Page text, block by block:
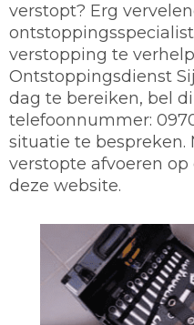
verstopt? Erg
verstopping te
Ontstoppingsdienst
dag te bereiken, bel
telefoonnummer:
situatie te bespreken.
verstopte afvoeren
deze website.